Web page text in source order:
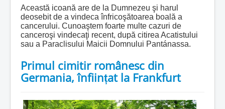
Această icoană are de la Dumnezeu şi harul
deosebit de a vindeca înfricoşătoarea boală a
cancerului. Cunoaştem foarte multe cazuri de
canceroşi vindecaţi recent, după citirea Acatistului
sau a Paraclisului Maicii Domnului Pantánassa.
Primul cimitir românesc din
Germania, înființat la Frankfurt